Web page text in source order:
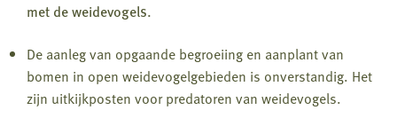
met de weidevogels.
De aanleg van opgaande begroeiing en aanplant van
bomen in open weidevogelgebieden is onverstandig. Het
zijn uitkijkposten voor predatoren van weidevogels.